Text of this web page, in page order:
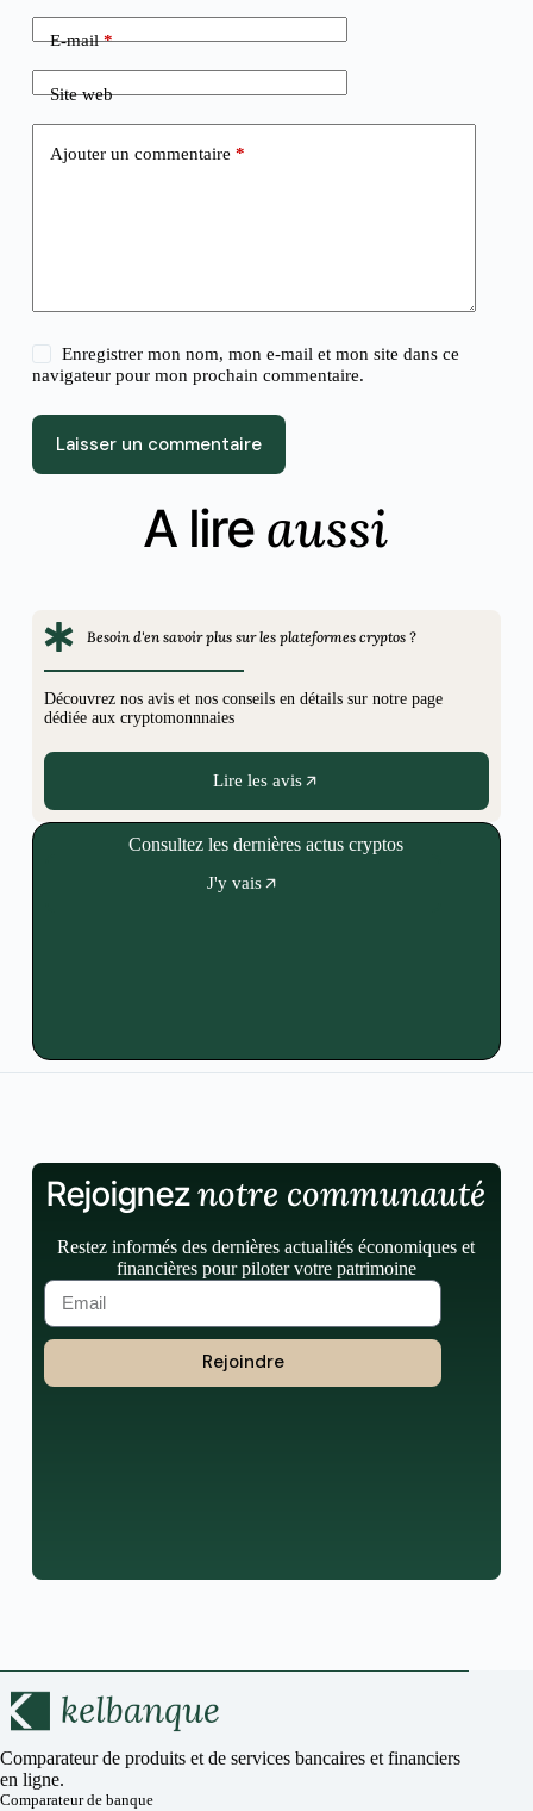
E-mail*
Site web
Ajouter un commentaire *
Enregistrer mon nom, mon e-mail et mon site dans ce
navigateur pour mon prochain commentaire.
Laisser un commentaire
A lire aussi
Besoin d'en savoir plus sur les plateformes cryptos ?
Découvrez nos avis et nos conseils en détails sur notre page
dédiée aux cryptomonnnaies
Lire les avis
Consultez les dernières actus cryptos
J'y vais
Rejoigneznotre communauté
Restez informés des dernières actualités économiques et
financières pour piloter votre patrimoine
Rejoindre
Comparateur de produits et de services bancaires et financiers
en ligne.
Comparateur de banque